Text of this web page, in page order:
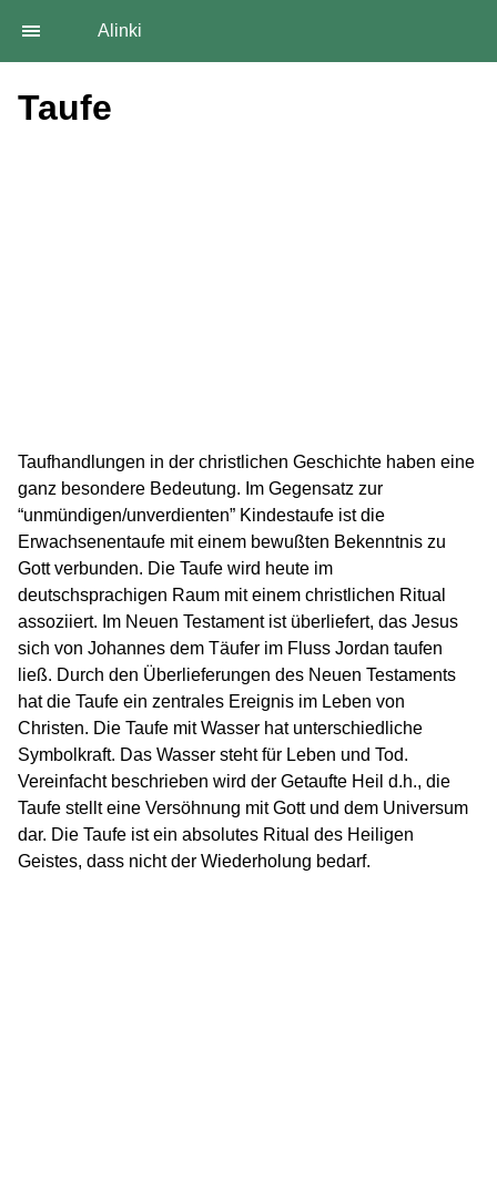
Alinki
Taufe
Taufhandlungen in der christlichen Geschichte haben eine
ganz besondere Bedeutung. Im Gegensatz zur
“unmündigen/unverdienten” Kindestaufe ist die
Erwachsenentaufe mit einem bewußten Bekenntnis zu
Gott verbunden. Die Taufe wird heute im
deutschsprachigen Raum mit einem christlichen Ritual
assoziiert. Im Neuen Testament ist überliefert, das Jesus
sich von Johannes dem Täufer im Fluss Jordan taufen
ließ. Durch den Überlieferungen des Neuen Testaments
hat die Taufe ein zentrales Ereignis im Leben von
Christen. Die Taufe mit Wasser hat unterschiedliche
Symbolkraft. Das Wasser steht für Leben und Tod.
Vereinfacht beschrieben wird der Getaufte Heil d.h., die
Taufe stellt eine Versöhnung mit Gott und dem Universum
dar. Die Taufe ist ein absolutes Ritual des Heiligen
Geistes, dass nicht der Wiederholung bedarf.